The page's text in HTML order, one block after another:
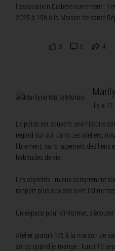
l'association Diabète autrement :
2025 à 15h à la Maison de santé
3 0 4
il y a
Le poids est souvent une histoire
regard sur soi. dans ces ateliers,
librement, sans jugement des liens
habitudes de vie.
Les objectifs : mieux comprendre
rapport plus apaisée avec
Un espace pour s'informer,
Atelier gratuit 1/6 à la maison de
corps quand je mange : lundi 15